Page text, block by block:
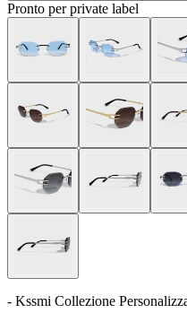
Pronto per private label
- Kssmi Collezione